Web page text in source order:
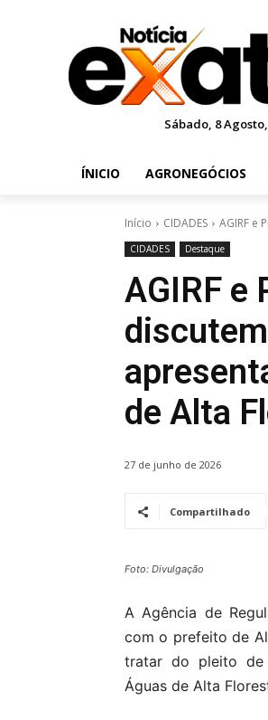
Sábado, 8
ÍNICIO AGRONEGÓCIOS
Início CIDADES AGIRF e
CIDADES Destaque
AGIRF e
de Alta
27 de junho de 2026
Compartilhado
Foto: Divulgação
A Agência de
com o prefeito de
tratar do pleito de
Águas de Alta